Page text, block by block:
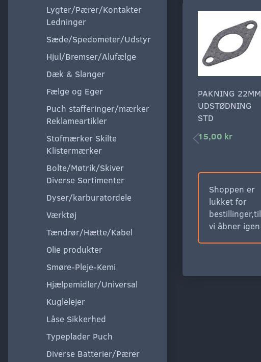
Lygter/Pærer/Kontakter
Ledninger
Sæde/Spedometer/Udstyr
Hjul/Bremser/Alufælge
Dæk & Slanger
Fælge og Eger
Puch stafferinger/mærker
Reklameartikler
Stofmærker Skilte
Klistermærker
Bolte/Møtrik/Skiver
Diverse Sortimenter
Dyser/karburatordele
Værktøj
Tændrør/Hætte/Kabel
Olie produkter
Smøre-Pleje-Kemi
Hjælpemidler/Universal
Kuglelejer
Låse Sikkerhed
Typeplader Puch
Diverse Batterier/Pærer
PAKNING 22MM
UDSTØDNING
STD
15,00 kr
Shoppen er
lukket for
bestillinger,til
vi åbner igen